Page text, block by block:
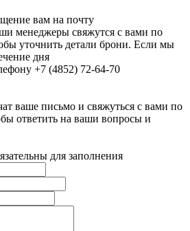
вам на почту
менеджеры свяжутся с вами по
уточнить детали брони. Если мы
дня
+7 (4852) 72-64-70
ваше письмо и свяжуться с вами по
ответить на ваши вопросы и
для заполнения